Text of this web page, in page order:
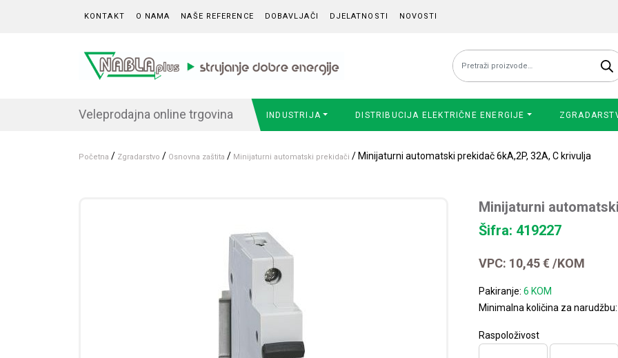
KONTAKT O NAMA NAŠE REFERENCE DOBAVLJAČI DJELATNOSTI NOVOSTI
Pretraži:
Veleprodajna online trgovina INDUSTRIJA DISTRIBUCIJA ELEKTRIČNE ENERGIJE
Početna / Zgradarstvo / Osnovna zaštita / Minijaturni automatski prekidači / Minijaturni automatski prekidač 6kA,2P, 32A, C krivulja
Minijaturni
Šifra: 419227
VPC: 10,45€ /KOM
Pakiranje:6 KOM
Minimalna količina za
Raspoloživost